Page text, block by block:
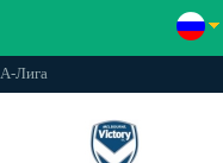
Лига